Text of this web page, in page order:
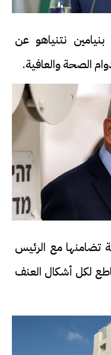
بنيامين نتنياهو عن
الصحة والعافية.
تضامنها مع الرئيس
لكل أشكال العنف